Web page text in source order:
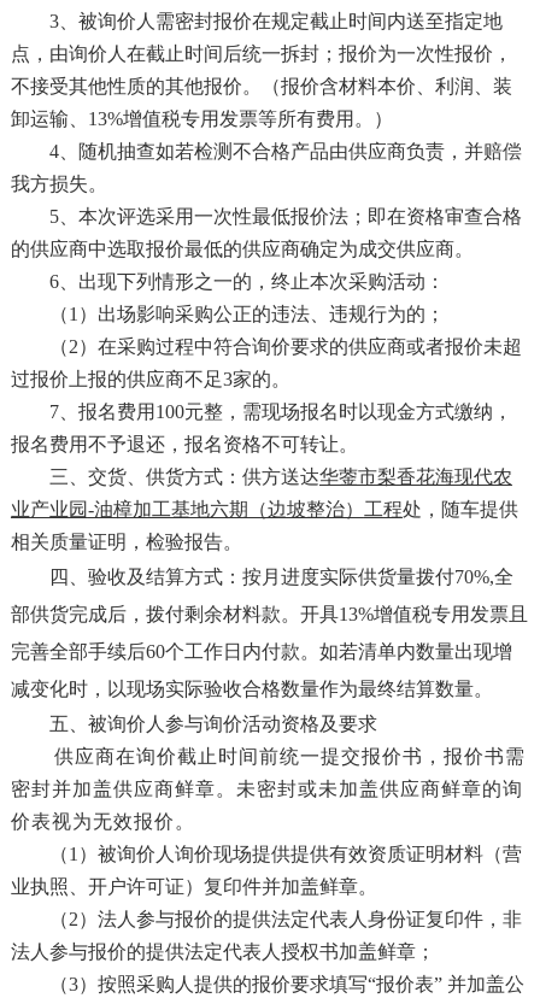
3、被询价人需密封报价在规定截止时间内送至指定地
点，由询价人在截止时间后统一拆封；报价为一次性报价，
不接受其他性质的其他报价。（报价含材料本价、利润、装
卸运输、13%增值税专用发票等所有费用。）
4、随机抽查如若检测不合格产品由供应商负责，并赔偿
我方损失。
5、本次评选采用一次性最低报价法；即在资格审查合格
的供应商中选取报价最低的供应商确定为成交供应商。
6、出现下列情形之一的，终止本次采购活动：
（1）出场影响采购公正的违法、违规行为的；
（2）在采购过程中符合询价要求的供应商或者报价未超
过报价上报的供应商不足3家的。
7、 报名费用 100元整，需现场报名时以现金方式缴纳，
报名费用不予退还，报名资格不可转让。
三、交货、供货方式：供方送达华蓥市梨香花海现代农
业产业园-油樟加工基地六期（边坡整治） 工程处 ，随车提供
相关质量证明，检验报告。
四、验收及结算方式： 按月进度实际供货量拨付70%,全
部供货完成后，拨付剩余材料款。开具13%增值税专用发票且
完善全部手续后60个工作日内付款。如若清单内数量出现增
减变化时，以现场实际验收合格数量作为最终结算数量。
五、被询价人参与询价活动资格及要求
供应商在询价截止时间前统一提交报价书，报价书需
密封并加盖供应商鲜章。未密封或未加盖供应商鲜章的询
价表视为无效报价。
（1）被询价人询价现场提供提供有效资质证明材料（营
业执照、开户许可证）复印件并加盖鲜章。
（2）法人参与报价的提供法定代表人身份证复印件，非
法人参与报价的提供法定代表人授权书加盖鲜章；
（3）按照采购人提供的报价要求填写“报价表” 并加盖公